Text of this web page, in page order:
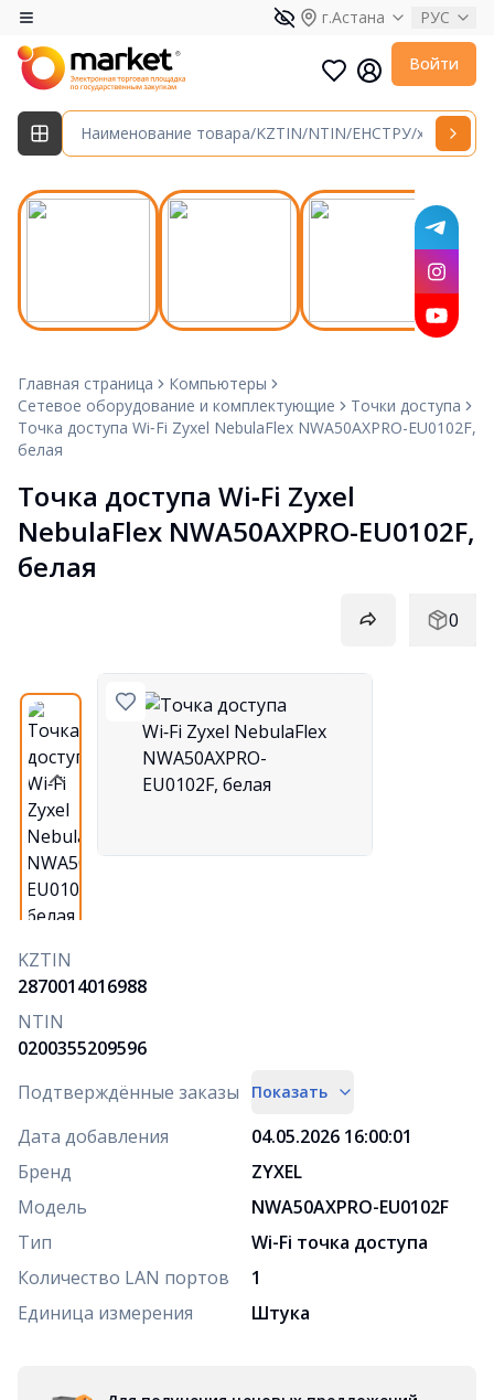
г.Астана РУС
Войти
Главная страница
Компьютеры
Сетевое оборудование и комплектующие
Точки доступа
Точка доступа Wi‑Fi Zyxel NebulaFlex NWA50AXPRO-EU0102F,
белая
Точка доступа Wi‑Fi Zyxel
NebulaFlex NWA50AXPRO-EU0102F,
белая
0
KZTIN
2870014016988
NTIN
0200355209596
Подтверждённые заказы
Показать
Дата добавления
04.05.2026 16:00:01
Бренд
ZYXEL
Модель
NWA50AXPRO-EU0102F
Тип
Wi-Fi точка доступа
Количество LAN портов
1
Единица измерения
Штука